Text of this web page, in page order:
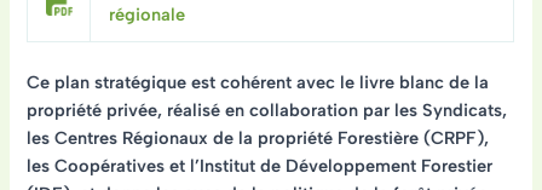
régionale
Ce plan stratégique est cohérent avec le livre blanc de la
propriété privée, réalisé en collaboration par les Syndicats,
les Centres Régionaux de la propriété Forestière (CRPF),
les Coopératives et l’Institut de Développement Forestier